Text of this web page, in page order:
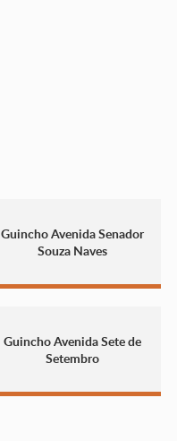
Guincho Avenida Senador
Souza Naves
Guincho Avenida Sete de
Setembro